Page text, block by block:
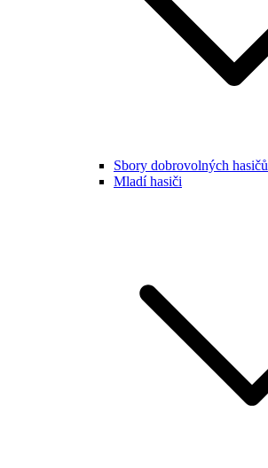
Sbory dobrovolných hasičů
Mladí hasiči